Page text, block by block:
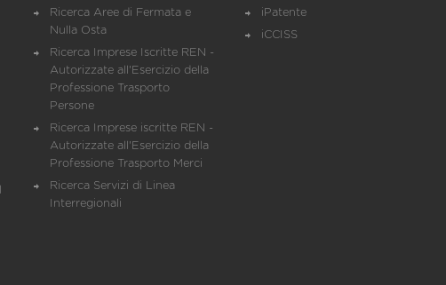
Ricerca Aree di Fermata e
Nulla Osta
Ricerca Imprese Iscritte REN -
Autorizzate all'Esercizio della
Professione Trasporto
Persone
Ricerca Imprese iscritte REN -
Autorizzate all'Esercizio della
Professione Trasporto Merci
Ricerca Servizi di Linea
Interregionali
iPatente
iCCISS